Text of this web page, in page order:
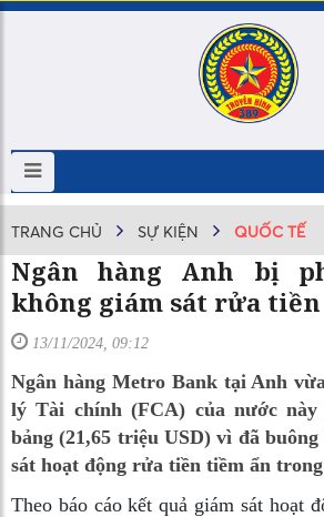
TRANG CHỦ SỰ KIỆN QUỐC TẾ
Ngân hàng Anh bị
không giám sát rửa tiền
13/11/2024, 09:12
Ngân hàng Metro Bank tại Anh
lý Tài chính (FCA) của nước
bảng (21,65 triệu USD) vì đã
sát hoạt động rửa tiền tiềm ẩn
Theo báo cáo kết quả giám sát hoạt